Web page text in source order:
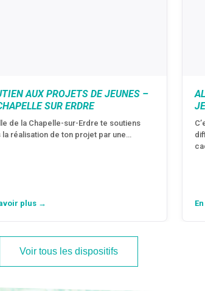
AUX PROJETS DE JEUNES –
SUR ERDRE
de la Chapelle-sur-Erdre te soutiens
la réalisation de ton projet par une…
plus →
Voir tous les dispositifs